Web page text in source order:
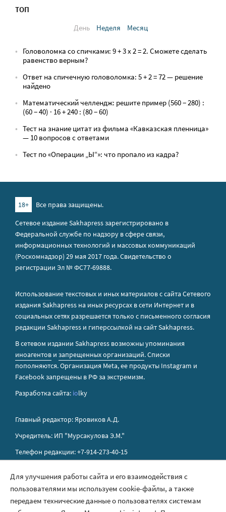
ТОП
День
Неделя Месяц
Головоломка со спичками: 9 + 3 х 2 = 2. Сможете сделать
равенство верным?
Ответ на спичечную головоломка: 5 + 2 = 72 — решение
найдено
Математический челлендж: решите пример (560 − 280) :
(60 − 40) · 16 + 240 : (80 − 60)
Тест на знание цитат из фильма «Кавказская пленница»
— 10 вопросов с ответами
Тест по «Операции „Ы“»: что пропало из кадра?
18+
Все права защищены.
Сетевое издание Sakhapress зарегистрировано в
Федеральной службе по надзору в сфере связи,
информационных технологий и массовых коммуникаций
(Роскомнадзор) 29 мая 2017 года. Свидетельство о
регистрации Эл № ФС77-69888.
Использование текстовых и иных материалов с сайта Сетевого
издания Sakhapress на иных ресурсах в сети Интернет и в
социальных сетях разрешается только с письменного согласия
редакции Sakhapress и гиперссылкой на сайт Sakhapress.
В сетевом издании Sakhapress возможны упоминания
иноагентов и запрещенных организаций. Списки
пополняются. Организация Metа, ее продукты Instagram и
Facebook запрещены в РФ за экстремизм.
Разработка сайта: iolky
Главный редактор: Яровиков А.Д.
Учредитель: ИП "Мурсакулова Э.М."
Телефон редакции: +7-914-273-40-15
Правила сайта
Для улучшения работы сайта и его взаимодействия с
пользователями мы используем cookie-файлы, а также
передаем технические данные о пользователях системам